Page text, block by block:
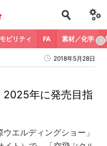
モビリティ FA 素材／化学
2018年5月28日
2025年に発売目指
エルディングショー」